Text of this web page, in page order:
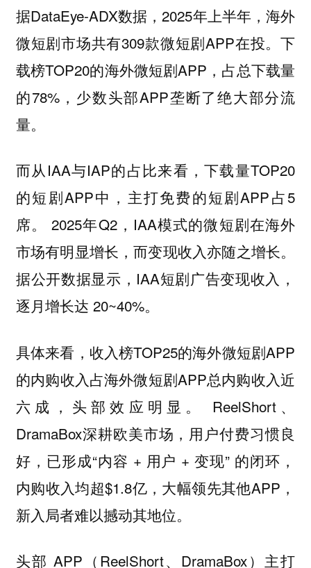
据DataEye-ADX数据，2025年上半年，海外
微短剧市场共有309款微短剧APP在投。下
载榜TOP20的海外微短剧APP，占总下载量
的78%，少数头部APP垄断了绝大部分流
量。
而从IAA与IAP的占比来看，下载量TOP20
的短剧APP中，主打免费的短剧APP占5
席。 2025年Q2，IAA模式的微短剧在海外
市场有明显增长，而变现收入亦随之增长。
据公开数据显示，IAA短剧广告变现收入，
逐月增长达 20~40%。
具体来看，收入榜TOP25的海外微短剧APP
的内购收入占海外微短剧APP总内购收入近
六成，头部效应明显。 ReelShort、
DramaBox深耕欧美市场，用户付费习惯良
好，已形成“内容 + 用户 + 变现” 的闭环，
内购收入均超$1.8亿，大幅领先其他APP，
新入局者难以撼动其地位。
头部 APP（ReelShort、DramaBox）主打